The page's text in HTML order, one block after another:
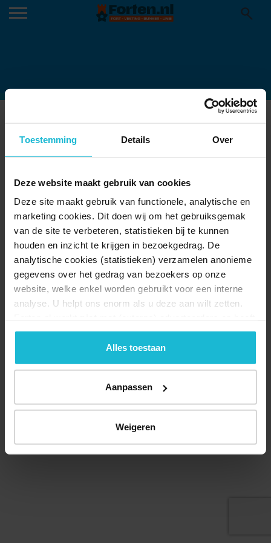
Toestemming Details Over
Deze website maakt gebruik van cookies
Deze site maakt gebruik van functionele, analytische en
marketing cookies. Dit doen wij om het gebruiksgemak
van de site te verbeteren, statistieken bij te kunnen
houden en inzicht te krijgen in bezoekgedrag. De
analytische cookies (statistieken) verzamelen anonieme
gegevens over het gedrag van bezoekers op onze
website, welke enkel worden gebruikt voor een interne
analyse. U helpt ons enorm als u deze aan wilt zetten.
geen commerciële doelstelling. U kunt deze cookies via
de knoppen accepteren, beheren of weigeren.
Alles toestaan
Aanpassen
Weigeren
PUZZEL-FORT-MAGAZINE-2
© 2026 Stichting Forten Nederland
Doneer nu Disclaimer